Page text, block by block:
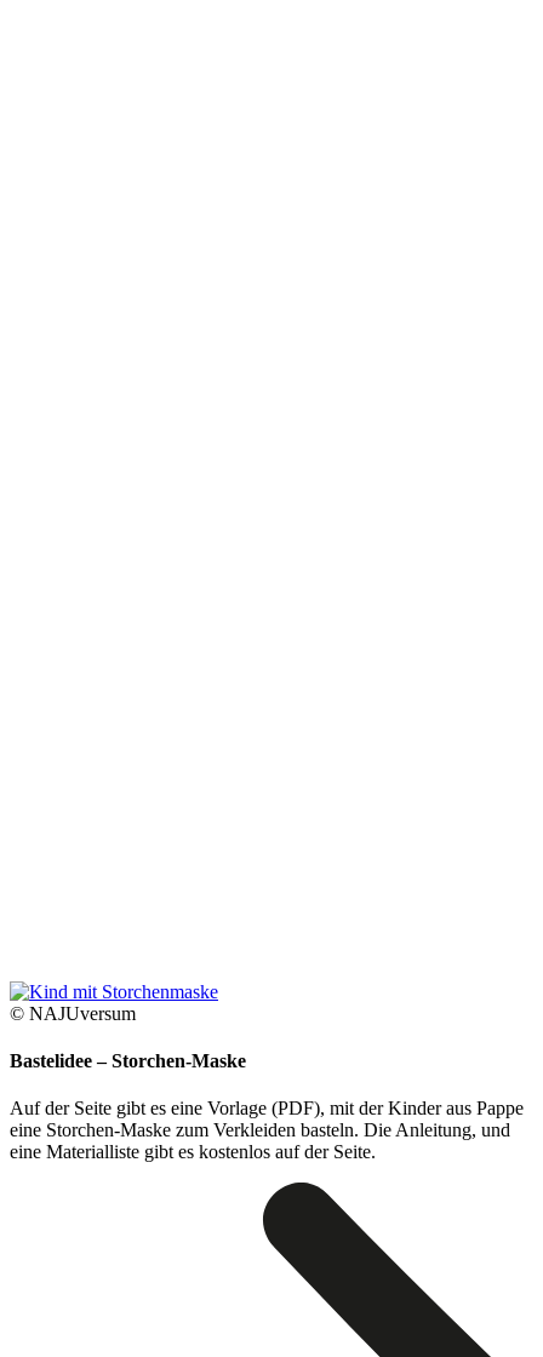
© NAJUversum
Bastelidee – Storchen-Maske
Auf der Seite gibt es eine Vorlage (PDF), mit der Kinder aus Pappe
eine Storchen-Maske zum Verkleiden basteln. Die Anleitung, und
eine Materialliste gibt es kostenlos auf der Seite.